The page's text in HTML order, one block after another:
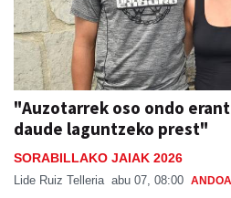
"Auzotarrek oso ondo
daude laguntzeko prest"
SORABILLAKO JAIAK 2026
Lide Ruiz Telleria abu 07, 08:00